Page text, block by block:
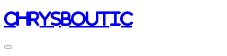
chrysboutic